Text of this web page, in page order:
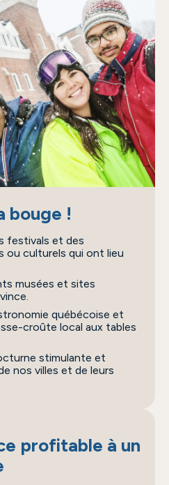
bouge !
festivals et des
ou culturels qui ont lieu
musées et sites
québécoise et
croûte local aux tables
stimulante et
nos villes et de leurs
profitable à un